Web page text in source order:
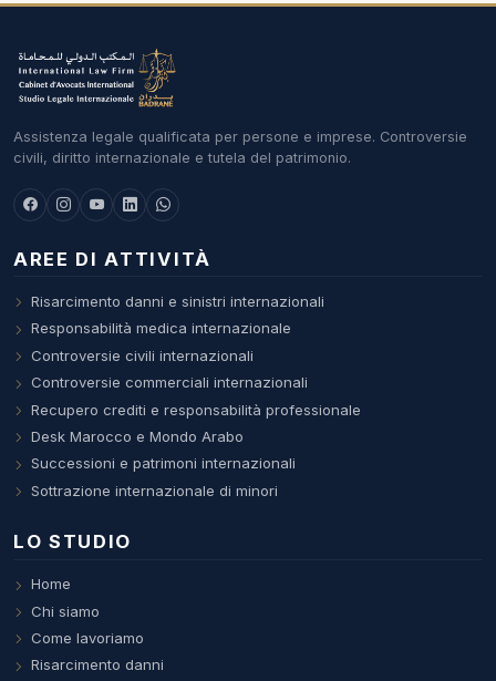
Assistenza legale qualificata per persone e imprese. Controversie
civili, diritto internazionale e tutela del patrimonio.
AREE DI ATTIVITÀ
Risarcimento danni e sinistri internazionali
Responsabilità medica internazionale
Controversie civili internazionali
Controversie commerciali internazionali
Recupero crediti e responsabilità professionale
Desk Marocco e Mondo Arabo
Successioni e patrimoni internazionali
Sottrazione internazionale di minori
LO STUDIO
Home
Chi siamo
Come lavoriamo
Risarcimento danni